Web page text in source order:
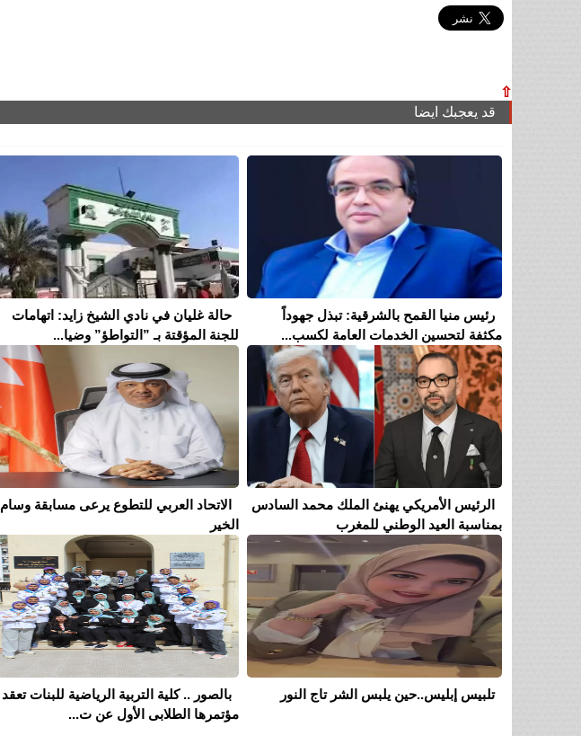
⇧
قد يعجبك ايضا
رئيس منيا القمح بالشرقية: تبذل جهوداً
مكثفة لتحسين الخدمات العامة لكسب...
حالة غليان في نادي الشيخ زايد: اتهامات
للجنة المؤقتة بـ ”التواطؤ” وضيا...
الرئيس الأمريكي يهنئ الملك محمد السادس
بمناسبة العيد الوطني للمغرب
الاتحاد العربي للتطوع يرعى مسابقة وسام
الخير
تلبيس إبليس..حين يلبس الشر تاج النور
بالصور .. كلية التربية الرياضية للبنات تعقد
مؤتمرها الطلابى الأول عن ت...